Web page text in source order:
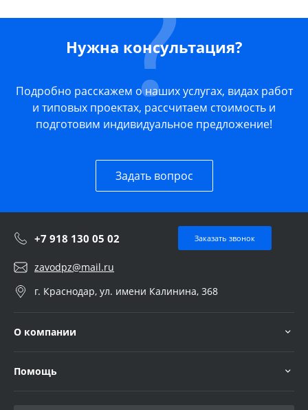
Нужна консультация?
Подробно расскажем о наших услугах, видах работ
и типовых проектах, рассчитаем стоимость и
подготовим индивидуальное предложение!
Задать вопрос
+7 918 130 05 02 Заказать звонок
zavodpz@mail.ru
г. Краснодар, ул. имени Калинина, 368
О компании
Помощь